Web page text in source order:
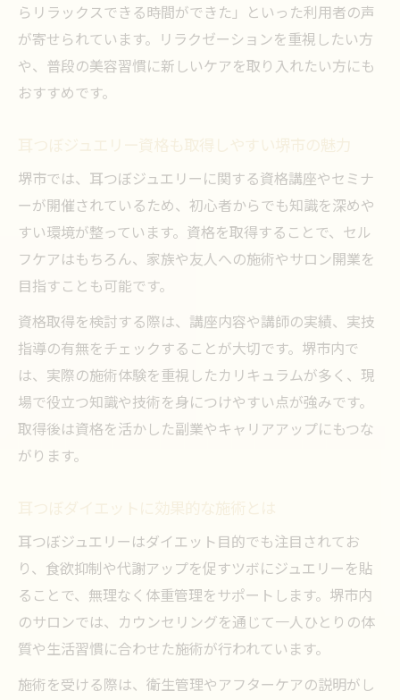
らリラックスできる時間ができた」といった利用者の声
が寄せられています。リラクゼーションを重視したい方
や、普段の美容習慣に新しいケアを取り入れたい方にも
おすすめです。
耳つぼジュエリー資格も取得しやすい堺市の魅力
堺市では、耳つぼジュエリーに関する資格講座やセミナ
ーが開催されているため、初心者からでも知識を深めや
すい環境が整っています。資格を取得することで、セル
フケアはもちろん、家族や友人への施術やサロン開業を
目指すことも可能です。
資格取得を検討する際は、講座内容や講師の実績、実技
指導の有無をチェックすることが大切です。堺市内で
は、実際の施術体験を重視したカリキュラムが多く、現
場で役立つ知識や技術を身につけやすい点が強みです。
取得後は資格を活かした副業やキャリアアップにもつな
がります。
耳つぼダイエットに効果的な施術とは
耳つぼジュエリーはダイエット目的でも注目されてお
り、食欲抑制や代謝アップを促すツボにジュエリーを貼
ることで、無理なく体重管理をサポートします。堺市内
のサロンでは、カウンセリングを通じて一人ひとりの体
質や生活習慣に合わせた施術が行われています。
施術を受ける際は、衛生管理やアフターケアの説明がし